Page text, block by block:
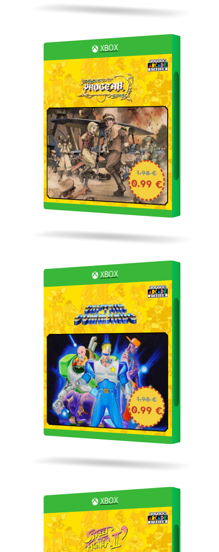
XBOX
1.98 €
0.99 €
XBOX
1.98 €
0.99 €
XBOX